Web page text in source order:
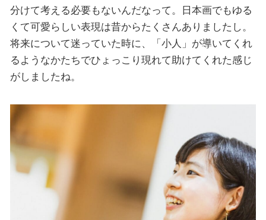
分けて考える必要もないんだなって。日本画でもゆる
くて可愛らしい表現は昔からたくさんありましたし。
将来について迷っていた時に、「小人」が導いてくれ
るようなかたちでひょっこり現れて助けてくれた感じ
がしましたね。